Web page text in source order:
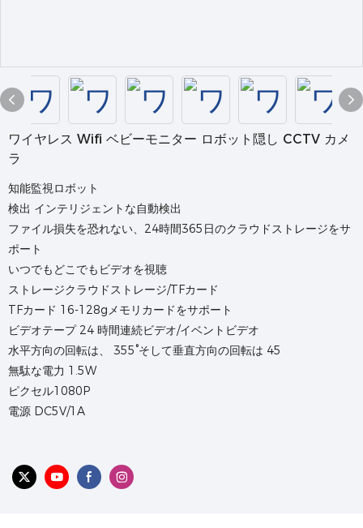
ワイヤレス Wifi ベビーモニター ロボット隠し CCTV カメ
ラ
知能監視ロボット
検出 インテリジェントな自動検出
ファイル損失を恐れない、24時間365日のクラウドストレージをサ
ポート
いつでもどこでもビデオを視聴
ストレージクラウドストレージ/TFカード
TFカード 16-128gメモリカードをサポート
ビデオテープ 24 時間連続ビデオ/イベントビデオ
水平方向の回転は、 355°そして垂直方向の回転は 45
無駄な電力 1.5W
ピクセル1080P
電源 DC5V/1A